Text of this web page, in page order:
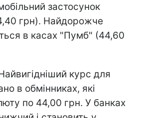
застосунок
грн). Найдорожче
в касах "Пумб" (44,60
курс для
в обмінниках, які
по 44,00 грн. У банках